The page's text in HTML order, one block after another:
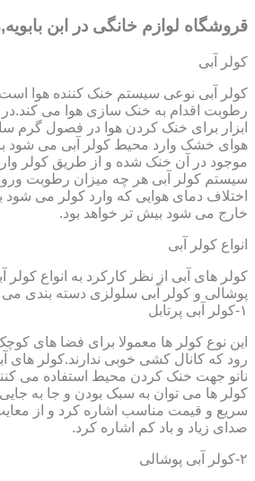
قروشگاه لوازم خانگی در ابن
کولر آبی
کولر آبی نوعی سیستم خنک کننده هوا
رطوبت اقدام به خنک سازی هوا می کند.در
ابزار برای خنک کردن هوا در فصول گرم
هوای خشک وارد محیط کولر آبی می شود
موجود در آن خنک شده و از طریق کولر
سیستم کولر آبی هر چه میزان رطوبت
اختلاف دمای هوایی که وارد کولر می شود
خارج می شود بیش تر خواهد بود.
انواع کولر آبی
کولر های آبی از نظر کارکرد به انواع کولر
پوشالی و کولر آبی سلولزی دسته بندی
۱-کولر آبی پرتابل
رود که کانال کشی خوبی ندارند.کولر های
نانو جهت خنک کردن محیط استفاده می
کولر ها می توان به سبک بودن و جا به
سریع و قیمت مناسب اشاره کرد و از
صدای زیاد و باد کم اشاره کرد.
۲-کولر آبی پوشالی